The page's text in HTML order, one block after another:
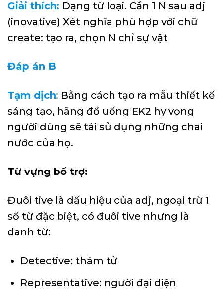
Giải thích: Dạng từ loại. Cần 1 N sau adj
(inovative) Xét nghĩa phù hợp với chữ
create: tạo ra, chọn N chỉ sự vật
Đáp án B
Tạm dịch: Bằng cách tạo ra mẫu thiết kế
sáng tạo, hãng đồ uống EK2 hy vọng
người dùng sẽ tái sử dụng những chai
nước của họ.
Từ vựng bổ trợ:
Đuôi tive là dấu hiệu của adj, ngoại trừ 1
số từ đặc biệt, có đuôi tive nhưng là
danh từ:
Detective: thám tử
Representative: người đại diện